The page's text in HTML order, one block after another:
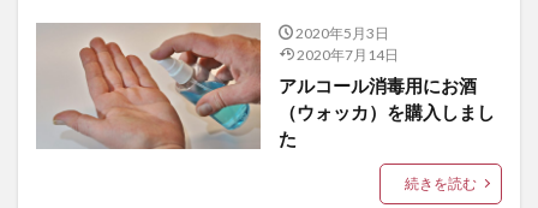
2020年5月3日
2020年7月14日
アルコール消毒用にお酒
（ウォッカ）を購入しまし
た
続きを読む